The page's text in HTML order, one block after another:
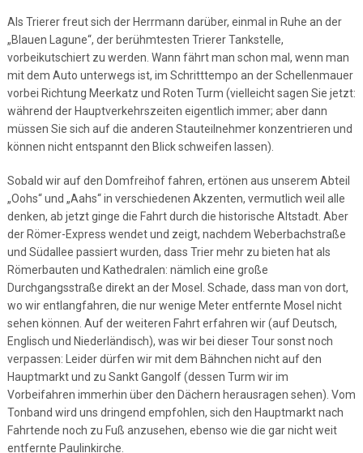
Als Trierer freut sich der Herrmann darüber, einmal in Ruhe an der
„Blauen Lagune“, der berühmtesten Trierer Tankstelle,
vorbeikutschiert zu werden. Wann fährt man schon mal, wenn man
mit dem Auto unterwegs ist, im Schritttempo an der Schellenmauer
vorbei Richtung Meerkatz und Roten Turm (vielleicht sagen Sie jetzt:
während der Hauptverkehrszeiten eigentlich immer; aber dann
müssen Sie sich auf die anderen Stauteilnehmer konzentrieren und
können nicht entspannt den Blick schweifen lassen).
Sobald wir auf den Domfreihof fahren, ertönen aus unserem Abteil
„Oohs“ und „Aahs“ in verschiedenen Akzenten, vermutlich weil alle
denken, ab jetzt ginge die Fahrt durch die historische Altstadt. Aber
der Römer-Express wendet und zeigt, nachdem Weberbachstraße
und Südallee passiert wurden, dass Trier mehr zu bieten hat als
Römerbauten und Kathedralen: nämlich eine große
Durchgangsstraße direkt an der Mosel. Schade, dass man von dort,
wo wir entlangfahren, die nur wenige Meter entfernte Mosel nicht
sehen können. Auf der weiteren Fahrt erfahren wir (auf Deutsch,
Englisch und Niederländisch), was wir bei dieser Tour sonst noch
verpassen: Leider dürfen wir mit dem Bähnchen nicht auf den
Hauptmarkt und zu Sankt Gangolf (dessen Turm wir im
Vorbeifahren immerhin über den Dächern herausragen sehen). Vom
Tonband wird uns dringend empfohlen, sich den Hauptmarkt nach
Fahrtende noch zu Fuß anzusehen, ebenso wie die gar nicht weit
entfernte Paulinkirche.